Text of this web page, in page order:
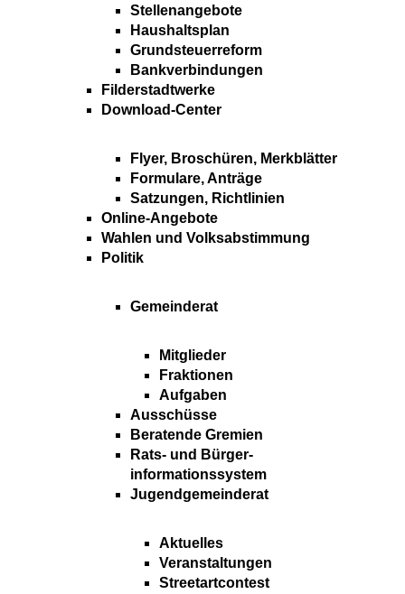
Stellenangebote
Haushaltsplan
Grundsteuerreform
Bankverbindungen
Filderstadtwerke
Download-Center
Flyer, Broschüren, Merkblätter
Formulare, Anträge
Satzungen, Richtlinien
Online-Angebote
Wahlen und Volksabstimmung
Politik
Gemeinderat
Mitglieder
Fraktionen
Aufgaben
Ausschüsse
Beratende Gremien
Rats- und Bürger-
informationssystem
Jugendgemeinderat
Aktuelles
Veranstaltungen
Streetartcontest